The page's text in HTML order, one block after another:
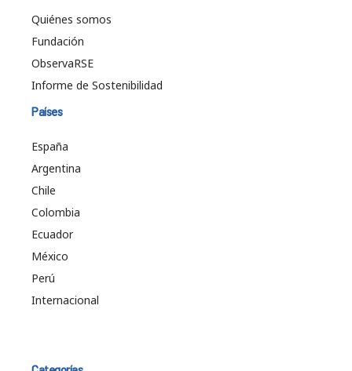
Quiénes somos
Fundación
ObservaRSE
Informe de Sostenibilidad
Países
España
Argentina
Chile
Colombia
Ecuador
México
Perú
Internacional